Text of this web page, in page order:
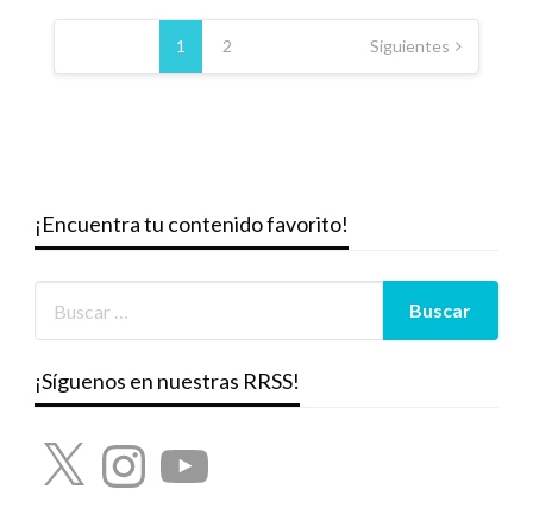
Paginación
entradas
1 2 Siguientes
¡Encuentra tu contenido favorito!
¡Síguenos en nuestras RRSS!
X InstagramYouTube